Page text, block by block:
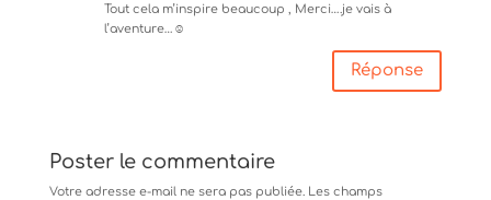
Tout cela m’inspire beaucoup , Merci….je vais à
l’aventure…☺️
Réponse
Poster le commentaire
Votre adresse e-mail ne sera pas publiée. Les champs